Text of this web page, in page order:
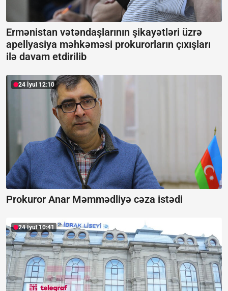
Ermənistan vətəndaşlarının şikayətləri üzrə
apellyasiya məhkəməsi prokurorların çıxışları
ilə davam etdirilib
24 İyul 12:10
Prokuror Anar Məmmədliyə cəza istədi
24 İyul 10:41